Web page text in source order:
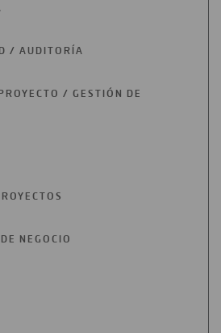
/ AUDITORÍA
/ GESTIÓN DE
NEGOCIO